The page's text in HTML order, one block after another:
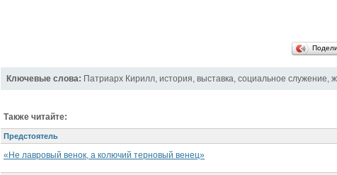
Ключевые слова: Патриарх Кирилл, история, выставка, социальное служение,
Также читайте:
Предстоятель
«Не лавровый венок, а колючий терновый венец»